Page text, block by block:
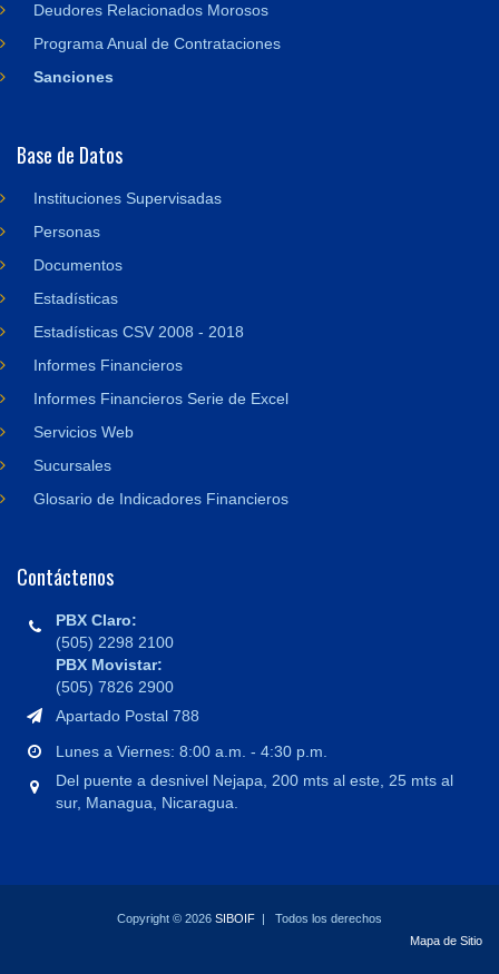
Deudores Relacionados Morosos
Programa Anual de Contrataciones
Sanciones
Base de Datos
Instituciones Supervisadas
Personas
Documentos
Estadísticas
Estadísticas CSV 2008 - 2018
Informes Financieros
Informes Financieros Serie de Excel
Servicios Web
Sucursales
Glosario de Indicadores Financieros
Contáctenos
PBX Claro:
(505) 2298 2100
PBX Movistar:
(505) 7826 2900
Apartado Postal 788
Lunes a Viernes: 8:00 a.m. - 4:30 p.m.
Del puente a desnivel Nejapa, 200 mts al este, 25 mts al
sur, Managua, Nicaragua.
Copyright © 2026 SIBOIF | Todos los derechos
Mapa de Sitio